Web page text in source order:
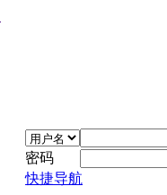
密码
快捷导航